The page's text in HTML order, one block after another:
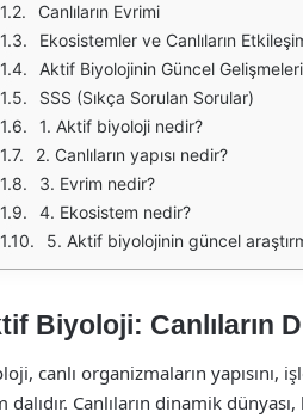
Canlıların Evrimi
Ekosistemler ve Canlıların
Aktif Biyolojinin Güncel Gelişmeleri
SSS (Sıkça Sorulan Sorular)
1. Aktif biyoloji nedir?
2. Canlıların yapısı nedir?
3. Evrim nedir?
4. Ekosistem nedir?
5. Aktif biyolojinin güncel
Biyoloji: Canlıların
canlı organizmaların
dalıdır. Canlıların dinamik